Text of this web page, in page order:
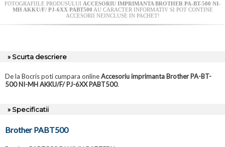
FOTOGRAFIILE PRODUSULUI ACCESORIU IMPRIMANTA BROTHER PA-BT-500 NI-
MH AKKU/F/ PJ-6XX PABT500 AU CARACTER INFORMATIV SI POT CONTINE
ACCESORII NEINCLUSE IN PACHET!
» Scurta descriere
De la Bocris poti cumpara onlineAccesoriu imprimanta Brother PA-BT-
500 NI-MH AKKU/F/ PJ-6XX PABT500.
» Specificatii
Brother PABT500